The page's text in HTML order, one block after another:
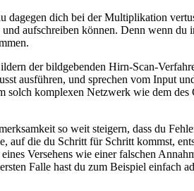
dagegen dich bei der Multiplikation
aufschreiben können. Denn wenn du
der bildgebenden Hirn-Scan-
ausführen, und sprechen vom Input
solch komplexen Netzwerk wie dem des
so weit steigern, dass du
auf die du Schritt für Schritt kommst,
Versehens wie einer falschen
Falle hast du zum Beispiel einfach